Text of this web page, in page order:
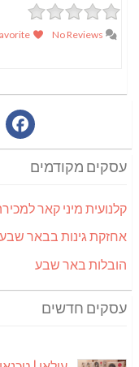
עסקים מקודמים
קלנועית מיני קאר
אחזקת גינות בבאר שבע
הובלות באר שבע
עסקים חדשים